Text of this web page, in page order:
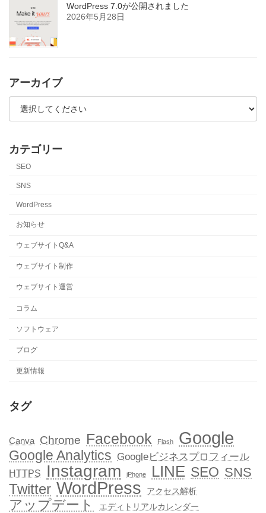
WordPress 7.0が公開されました
2026年5月28日
アーカイブ
カテゴリー
SEO
SNS
WordPress
お知らせ
ウェブサイトQ&A
ウェブサイト制作
ウェブサイト運営
コラム
ソフトウェア
ブログ
更新情報
タグ
Canva Chrome Facebook Flash Google
Google Analytics Googleビジネスプロフィール
HTTPS Instagram iPhone LINE SEO SNS
Twitter WordPress アクセス解析
アップデート エディトリアルカレンダー